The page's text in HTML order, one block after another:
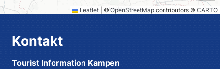
Leaflet © OpenStreetMap contributors © CARTO
Kontakt
Tourist Information Kampen